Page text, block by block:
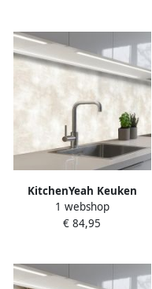
fornuis
KitchenYeah Keuken
achterwand 250x60 cm
Spatscherm zelfklevend
fornuis
1 webshop
€ 84,95